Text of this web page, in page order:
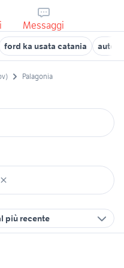
Messaggi
ford ka usata catania auto
Palagonia
più recente